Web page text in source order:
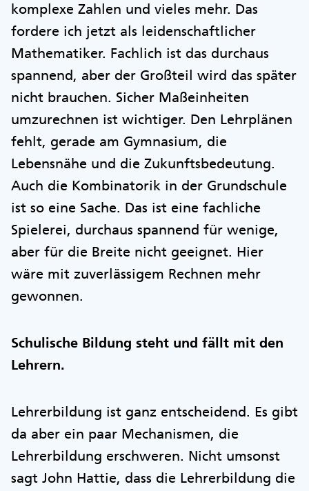
komplexe Zahlen und vieles mehr. Das
fordere ich jetzt als leidenschaftlicher
Mathematiker. Fachlich ist das durchaus
spannend, aber der Großteil wird das später
nicht brauchen. Sicher Maßeinheiten
umzurechnen ist wichtiger. Den Lehrplänen
fehlt, gerade am Gymnasium, die
Lebensnähe und die Zukunftsbedeutung.
Auch die Kombinatorik in der Grundschule
ist so eine Sache. Das ist eine fachliche
Spielerei, durchaus spannend für wenige,
aber für die Breite nicht geeignet. Hier
wäre mit zuverlässigem Rechnen mehr
gewonnen.
Schulische Bildung steht und fällt mit den
Lehrern.
Lehrerbildung ist ganz entscheidend. Es gibt
da aber ein paar Mechanismen, die
Lehrerbildung erschweren. Nicht umsonst
sagt John Hattie, dass die Lehrerbildung die